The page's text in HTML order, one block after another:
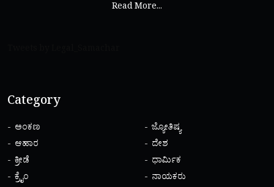
Read More...
Category
ಅಂಕಣ
ಆಹಾರ
ಕ್ರೀಡೆ
ಕ್ರೈಂ
ಜ್ಯೋತಿಷ್ಯ
ದೇಶ
ಧಾರ್ಮಿಕ
ನಾಯಕರು